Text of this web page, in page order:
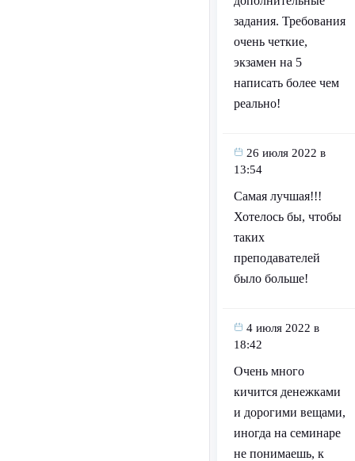
задания. Требования
очень четкие,
экзамен на 5
написать более чем
реально!
26 июля 2022 в
13:54
Самая лучшая!!!
Хотелось бы, чтобы
таких
преподавателей
было больше!
4 июля 2022 в
18:42
Очень много
кичится денежками
и дорогими вещами,
иногда на семинаре
не понимаешь, к